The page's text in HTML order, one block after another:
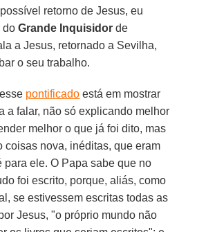
retorno de Jesus, eu
doGrande Inquisidor de
a Jesus, retornado a Sevilha,
o seu trabalho.
pontificado está em mostrar
a falar, não só explicando melhor
melhor o que já foi dito, mas
coisas nova, inéditas, que eram
para ele. O Papa sabe que no
foi escrito, porque, aliás, como
se estivessem escritas todas as
Jesus, "o próprio mundo não